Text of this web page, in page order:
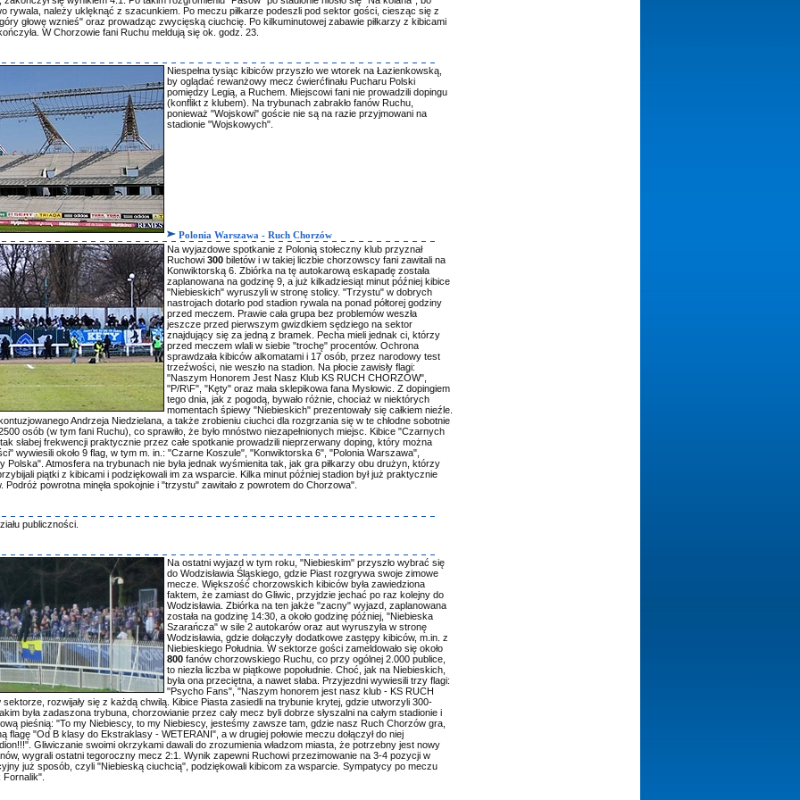
rywala, należy uklęknąć z szacunkiem. Po meczu piłkarze podeszli pod sektor gości, ciesząc się z
głowę wznieś" oraz prowadząc zwycięską ciuchcię. Po kilkuminutowej zabawie piłkarzy z kibicami
W Chorzowie fani Ruchu meldują się ok. godz. 23.
Niespełna tysiąc kibiców przyszło we wtorek na Łazienkowską,
by oglądać rewanżowy mecz ćwierćfinału Pucharu Polski
pomiędzy Legią, a Ruchem. Miejscowi fani nie prowadzili dopingu
(konflikt z klubem). Na trybunach zabrakło fanów Ruchu,
ponieważ "Wojskowi" goście nie są na razie przyjmowani na
stadionie "Wojskowych".
Polonia Warszawa - Ruch Chorzów
Na wyjazdowe spotkanie z Polonią stołeczny klub przyznał
Ruchowi 300biletów i w takiej liczbie chorzowscy fani zawitali na
Konwiktorską 6. Zbiórka na tę autokarową eskapadę została
zaplanowana na godzinę 9, a już kilkadziesiąt minut później kibice
"Niebieskich" wyruszyli w stronę stolicy. "Trzystu" w dobrych
nastrojach dotarło pod stadion rywala na ponad półtorej godziny
przed meczem. Prawie cała grupa bez problemów weszła
jeszcze przed pierwszym gwizdkiem sędziego na sektor
znajdujący się za jedną z bramek. Pecha mieli jednak ci, którzy
przed meczem wlali w siebie "trochę" procentów. Ochrona
sprawdzała kibiców alkomatami i 17 osób, przez narodowy test
trzeźwości, nie weszło na stadion. Na płocie zawisły flagi:
"Naszym Honorem Jest Nasz Klub KS RUCH CHORZÓW",
"P/R\F", "Kęty" oraz mała sklepikowa fana Mysłowic. Z dopingiem
tego dnia, jak z pogodą, bywało różnie, chociaż w niektórych
momentach śpiewy "Niebieskich" prezentowały się całkiem nieźle.
Andrzeja Niedzielana, a także zrobieniu ciuchci dla rozgrzania się w te chłodne sobotnie
osób (w tym fani Ruchu), co sprawiło, że było mnóstwo niezapełnionych miejsc. Kibice "Czarnych
słabej frekwencji praktycznie przez całe spotkanie prowadzili nieprzerwany doping, który można
wywiesili około 9 flag, w tym m. in.: "Czarne Koszule", "Konwiktorska 6", "Polonia Warszawa",
Atmosfera na trybunach nie była jednak wyśmienita tak, jak gra piłkarzy obu drużyn, którzy
piątki z kibicami i podziękowali im za wsparcie. Kilka minut później stadion był już praktycznie
powrotna minęła spokojnie i "trzystu" zawitało z powrotem do Chorzowa".
publiczności.
Na ostatni wyjazd w tym roku, "Niebieskim" przyszło wybrać się
do Wodzisławia Śląskiego, gdzie Piast rozgrywa swoje zimowe
mecze. Większość chorzowskich kibiców była zawiedziona
faktem, że zamiast do Gliwic, przyjdzie jechać po raz kolejny do
Wodzisławia. Zbiórka na ten jakże "zacny" wyjazd, zaplanowana
została na godzinę 14:30, a około godzinę później, "Niebieska
Szarańcza" w sile 2 autokarów oraz aut wyruszyła w stronę
Wodzisławia, gdzie dołączyły dodatkowe zastępy kibiców, m.in. z
Niebieskiego Południa. W sektorze gości zameldowało się około
800fanów chorzowskiego Ruchu, co przy ogólnej 2.000 publice,
to niezła liczba w piątkowe popołudnie. Choć, jak na Niebieskich,
była ona przeciętna, a nawet słaba. Przyjezdni wywiesili trzy flagi:
"Psycho Fans", "Naszym honorem jest nasz klub - KS RUCH
rozwijały się z każdą chwilą. Kibice Piasta zasiedli na trybunie krytej, gdzie utworzyli 300-
była zadaszona trybuna, chorzowianie przez cały mecz byli dobrze słyszalni na całym stadionie i
pieśnią: "To my Niebiescy, to my Niebiescy, jesteśmy zawsze tam, gdzie nasz Ruch Chorzów gra,
"Od B klasy do Ekstraklasy - WETERANI", a w drugiej połowie meczu dołączył do niej
Gliwiczanie swoimi okrzykami dawali do zrozumienia władzom miasta, że potrzebny jest nowy
wygrali ostatni tegoroczny mecz 2:1. Wynik zapewni Ruchowi przezimowanie na 3-4 pozycji w
już sposób, czyli "Niebieską ciuchcią", podziękowali kibicom za wsparcie. Sympatycy po meczu